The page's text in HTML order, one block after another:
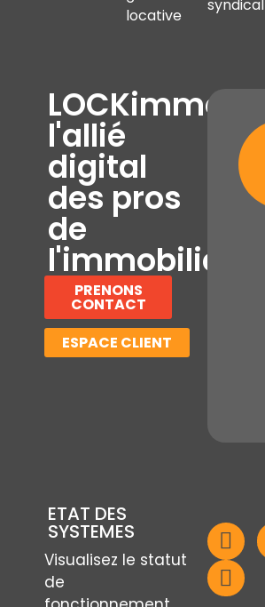
locative
syndical
LOCKimmo,
l'allié
digital
des pros
de
l'immobilier
PRENONS
CONTACT
ESPACE CLIENT
ETAT DES
SYSTEMES
Visualisez le statut
de